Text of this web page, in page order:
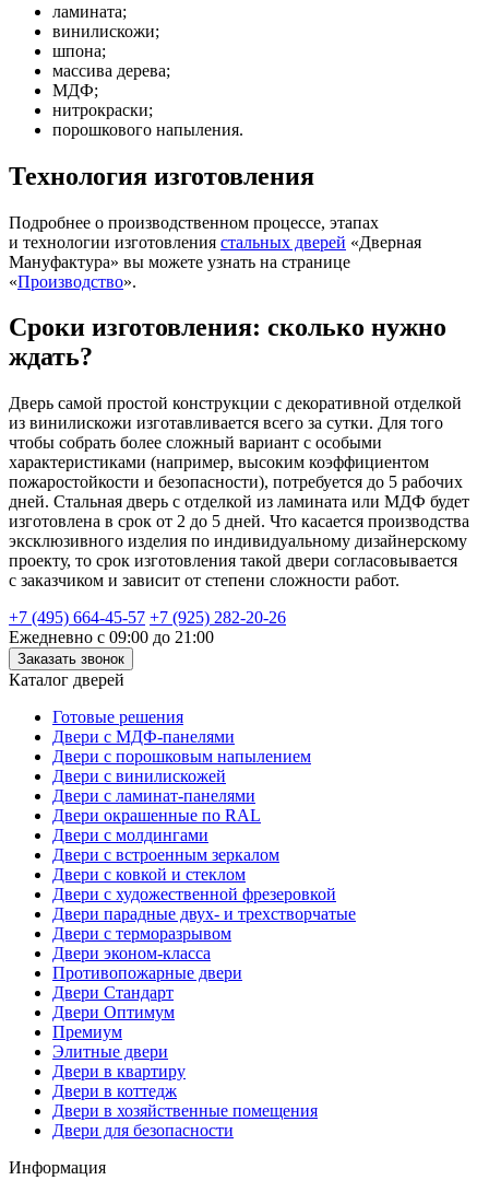
ламината;
винилискожи;
шпона;
массива дерева;
МДФ;
нитрокраски;
порошкового напыления.
Технология изготовления
Подробнее о производственном процессе, этапах
и технологии изготовления стальных дверей «Дверная
Мануфактура» вы можете узнать на странице
«Производство».
Сроки изготовления: сколько нужно
ждать?
Дверь самой простой конструкции с декоративной отделкой
из винилискожи изготавливается всего за сутки. Для того
чтобы собрать более сложный вариант с особыми
характеристиками (например, высоким коэффициентом
пожаростойкости и безопасности), потребуется до 5 рабочих
дней. Стальная дверь с отделкой из ламината или МДФ будет
изготовлена в срок от 2 до 5 дней. Что касается производства
эксклюзивного изделия по индивидуальному дизайнерскому
проекту, то срок изготовления такой двери согласовывается
с заказчиком и зависит от степени сложности работ.
+7 (495) 664-45-57 +7 (925) 282-20-26
Ежедневно с 09:00 до 21:00
Заказать звонок
Каталог дверей
Готовые решения
Двери с МДФ-панелями
Двери с порошковым напылением
Двери с винилискожей
Двери с ламинат-панелями
Двери окрашенные по RAL
Двери с молдингами
Двери с встроенным зеркалом
Двери с ковкой и стеклом
Двери с художественной фрезеровкой
Двери парадные двух- и трехстворчатые
Двери с терморазрывом
Двери эконом-класса
Противопожарные двери
Двери Стандарт
Двери Оптимум
Премиум
Элитные двери
Двери в квартиру
Двери в коттедж
Двери в хозяйственные помещения
Двери для безопасности
Информация